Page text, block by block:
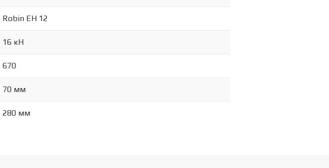
Robin EH 12
16 кН
670
70 мм
280 мм